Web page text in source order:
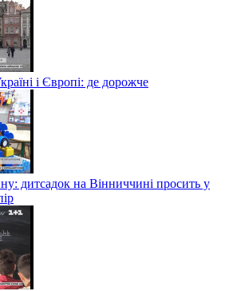
і Європі: де дорожче
дитсадок на Вінниччині просить у